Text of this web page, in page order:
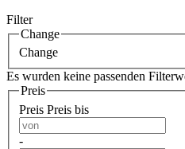
Filter
Change
Change
Es wurden keine passenden
Preis
Preis Preis bis
-